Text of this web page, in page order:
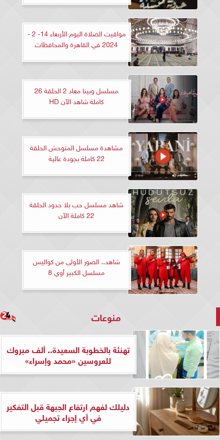
مواقيت الصلاة اليوم الأربعاء 14- 2 -
2024 في القاهرة والمحافظات
مسلسل وبينا معاد 2 الحلقة 26
كاملة شاهد الآن HD
مشاهدة مسلسل المتوحش الحلقة
22 كاملة بجودة عالية
شاهد مسلسل حب بلا حدود الحلقة
22 كاملة الآن
شاهد.. الصور الأولى من كواليس
مسلسل الكبير أوي 8
منوعات
تهنئة بالخطوبة السعيدة.. ألف مبروك
للعروسين «محمد وإسراء»
دليلك لفهم ارتفاع الجبهة قبل التفكير
في أي إجراء تجميلي